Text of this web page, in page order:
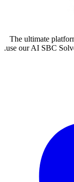
The ultimate
use our AI SBC